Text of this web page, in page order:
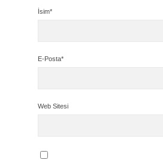
İsim*
E-Posta*
Web Sitesi